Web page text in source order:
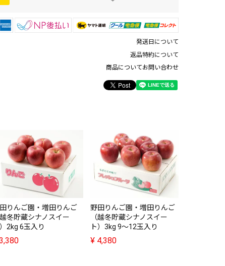
発送日について
返品特約について
商品についてお問い合わせ
りんご園・増田りんご
越冬貯蔵シナノスイー
）2kg 6玉入り
野田りんご園・増田りんご
（越冬貯蔵シナノスイー
ト）3kg 9～12玉入り
¥ 4,380